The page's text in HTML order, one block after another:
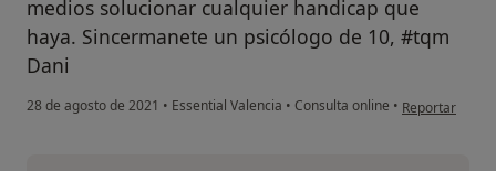
medios solucionar cualquier handicap que
haya. Sincermanete un psicólogo de 10, #tqm
Dani
28 de agosto de 2021 • Essential Valencia • Consulta online • en opinión del
Reportar